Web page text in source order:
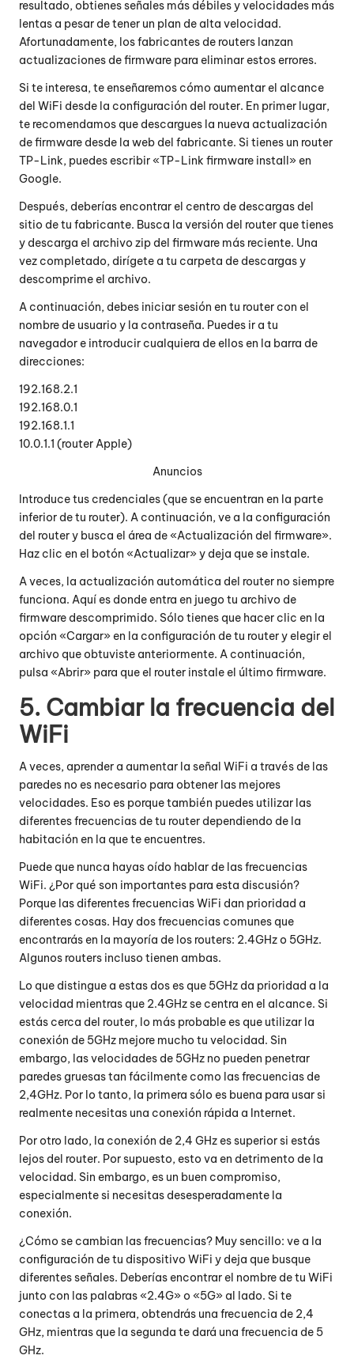
resultado, obtienes señales más débiles y velocidades más
lentas a pesar de tener un plan de alta velocidad.
Afortunadamente, los fabricantes de routers lanzan
actualizaciones de firmware para eliminar estos errores.
Si te interesa, te enseñaremos cómo aumentar el alcance
del WiFi desde la configuración del router. En primer lugar,
te recomendamos que descargues la nueva actualización
de firmware desde la web del fabricante. Si tienes un router
TP-Link, puedes escribir «TP-Link firmware install» en
Google.
Después, deberías encontrar el centro de descargas del
sitio de tu fabricante. Busca la versión del router que tienes
y descarga el archivo zip del firmware más reciente. Una
vez completado, dirígete a tu carpeta de descargas y
descomprime el archivo.
A continuación, debes iniciar sesión en tu router con el
nombre de usuario y la contraseña. Puedes ir a tu
navegador e introducir cualquiera de ellos en la barra de
direcciones:
192.168.2.1
192.168.0.1
192.168.1.1
10.0.1.1 (router Apple)
Anuncios
Introduce tus credenciales (que se encuentran en la parte
inferior de tu router). A continuación, ve a la configuración
del router y busca el área de «Actualización del firmware».
Haz clic en el botón «Actualizar» y deja que se instale.
A veces, la actualización automática del router no siempre
funciona. Aquí es donde entra en juego tu archivo de
firmware descomprimido. Sólo tienes que hacer clic en la
opción «Cargar» en la configuración de tu router y elegir el
archivo que obtuviste anteriormente. A continuación,
pulsa «Abrir» para que el router instale el último firmware.
5. Cambiar la frecuencia del
WiFi
A veces, aprender a aumentar la señal WiFi a través de las
paredes no es necesario para obtener las mejores
velocidades. Eso es porque también puedes utilizar las
diferentes frecuencias de tu router dependiendo de la
habitación en la que te encuentres.
Puede que nunca hayas oído hablar de las frecuencias
WiFi. ¿Por qué son importantes para esta discusión?
Porque las diferentes frecuencias WiFi dan prioridad a
diferentes cosas. Hay dos frecuencias comunes que
encontrarás en la mayoría de los routers: 2.4GHz o 5GHz.
Algunos routers incluso tienen ambas.
Lo que distingue a estas dos es que 5GHz da prioridad a la
velocidad mientras que 2.4GHz se centra en el alcance. Si
estás cerca del router, lo más probable es que utilizar la
conexión de 5GHz mejore mucho tu velocidad. Sin
embargo, las velocidades de 5GHz no pueden penetrar
paredes gruesas tan fácilmente como las frecuencias de
2,4GHz. Por lo tanto, la primera sólo es buena para usar si
realmente necesitas una conexión rápida a Internet.
Por otro lado, la conexión de 2,4 GHz es superior si estás
lejos del router. Por supuesto, esto va en detrimento de la
velocidad. Sin embargo, es un buen compromiso,
especialmente si necesitas desesperadamente la
conexión.
¿Cómo se cambian las frecuencias? Muy sencillo: ve a la
configuración de tu dispositivo WiFi y deja que busque
diferentes señales. Deberías encontrar el nombre de tu WiFi
junto con las palabras «2.4G» o «5G» al lado. Si te
conectas a la primera, obtendrás una frecuencia de 2,4
GHz, mientras que la segunda te dará una frecuencia de 5
GHz.